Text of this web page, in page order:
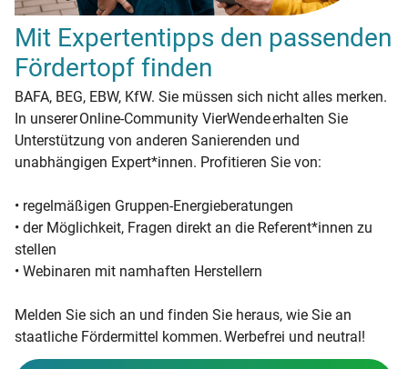
Mit Expertentipps den passenden
Fördertopf finden
BAFA, BEG, EBW, KfW. Sie müssen sich nicht alles merken.
In unserer Online-Community VierWende erhalten Sie
Unterstützung von anderen Sanierenden und
unabhängigen Expert*innen. Profitieren Sie von:
• regelmäßigen Gruppen-Energieberatungen
• der Möglichkeit, Fragen direkt an die Referent*innen zu
stellen
• Webinaren mit namhaften Herstellern
Melden Sie sich an und finden Sie heraus, wie Sie an
staatliche Fördermittel kommen. Werbefrei und neutral!